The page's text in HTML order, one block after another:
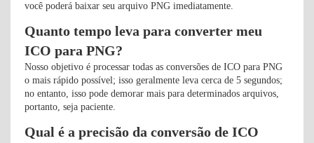
você poderá baixar seu arquivo PNG imediatamente.
Quanto tempo leva para converter meu
ICO para PNG?
Nosso objetivo é processar todas as conversões de ICO para PNG
o mais rápido possível; isso geralmente leva cerca de 5 segundos;
no entanto, isso pode demorar mais para determinados arquivos,
portanto, seja paciente.
Qual é a precisão da conversão de ICO